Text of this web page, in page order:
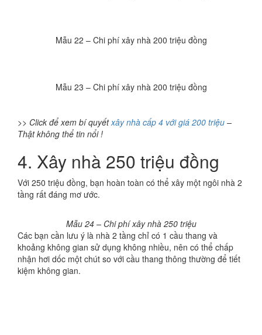
Mẫu 22 – Chi phí xây nhà 200 triệu đồng
Mẫu 23 – Chi phí xây nhà 200 triệu đồng
>> Click để xem bí quyếtxây nhà cấp 4 với giá 200 triệu –
Thật không thể tin nổi !
4. Xây nhà 250 triệu đồng
Với 250 triệu đồng, bạn hoàn toàn có thể xây một ngôi nhà 2
tầng rất đáng mơ ước.
Mẫu 24 – Chi phí xây nhà 250 triệu
Các bạn cần lưu ý là nhà 2 tầng chỉ có 1 cầu thang và
khoảng không gian sử dụng không nhiều, nên có thể chấp
nhận hơi dốc một chút so với cầu thang thông thường để tiết
kiệm không gian.